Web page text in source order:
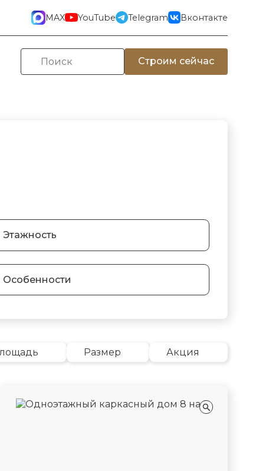
MAX YouTube Telegram Вконтакте
Строим сейчас
Этажность
Особенности
Размер Акция